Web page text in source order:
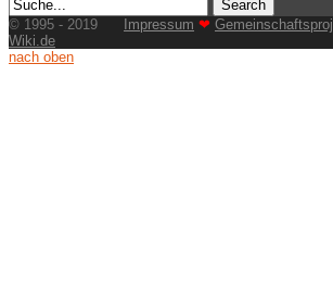
© 1995 - 2019 Impressum ❤
Wiki.de
nach oben